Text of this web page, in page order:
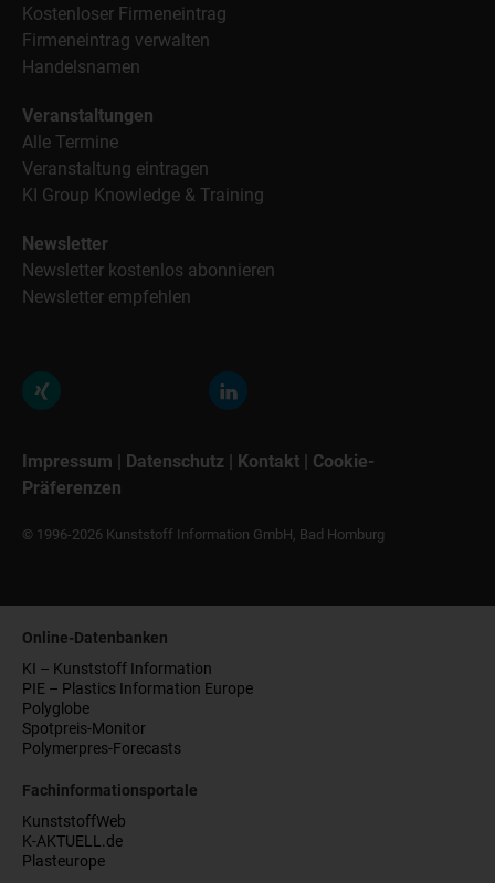
Kostenloser Firmeneintrag
Firmeneintrag verwalten
Handelsnamen
Veranstaltungen
Alle Termine
Veranstaltung eintragen
KI Group Knowledge & Training
Newsletter
Newsletter kostenlos abonnieren
Newsletter empfehlen
Impressum | Datenschutz | Kontakt | Cookie-
Präferenzen
© 1996-2026 Kunststoff Information GmbH, Bad Homburg
Online-Datenbanken
KI – Kunststoff Information
PIE – Plastics Information Europe
Polyglobe
Spotpreis-Monitor
Polymerpres-Forecasts
Fachinformationsportale
KunststoffWeb
K-AKTUELL.de
Plasteurope